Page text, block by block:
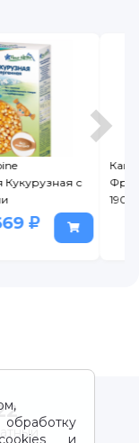
мультизлаковая,
142
189
и